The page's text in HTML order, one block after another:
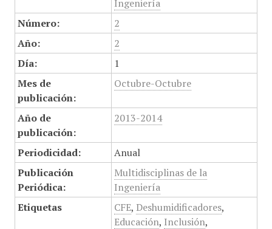
Ingeniería
Número:
2
Año:
2
Día:
1
Mes de
publicación:
Octubre-Octubre
Año de
publicación:
2013-2014
Periodicidad:
Anual
Publicación
Periódica:
Multidisciplinas de la
Ingeniería
Etiquetas
CFE, Deshumidificadores,
Educación, Inclusión,